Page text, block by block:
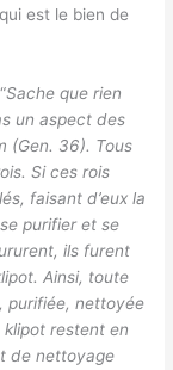
est le bien de
Sache que rien
un aspect des
(Gen. 36). Tous
Si ces rois
faisant d’eux la
purifier et se
ils furent
Ainsi, toute
purifiée, nettoyée
restent en
de nettoyage